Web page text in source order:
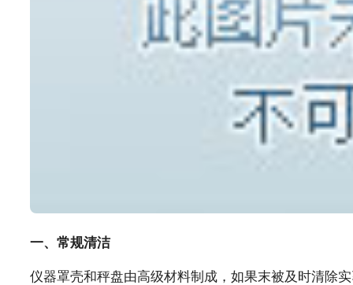
一、 常规清洁
仪器罩壳和秤盘由高级材料制成，如果末被及时清除